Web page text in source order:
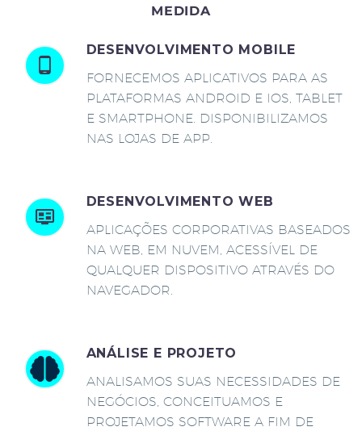
MEDIDA
DESENVOLVIMENTO MOBILE
FORNECEMOS APLICATIVOS PARA AS
PLATAFORMAS ANDROID E IOS, TABLET
E SMARTPHONE. DISPONIBILIZAMOS
NAS LOJAS DE APP.
DESENVOLVIMENTO WEB
APLICAÇÕES CORPORATIVAS BASEADOS
NA WEB, EM NUVEM, ACESSÍVEL DE
QUALQUER DISPOSITIVO ATRAVÉS DO
NAVEGADOR.
ANÁLISE E PROJETO
ANALISAMOS SUAS NECESSIDADES DE
NEGÓCIOS, CONCEITUAMOS E
PROJETAMOS SOFTWARE A FIM DE